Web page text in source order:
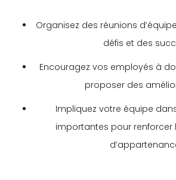
Organisez des réunions
défis et des
Encouragez vos employés à
proposer des
Impliquez votre équipe
importantes pour renforcer